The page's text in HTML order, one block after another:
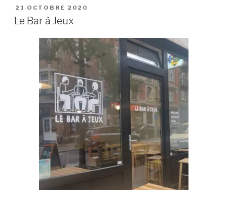
PUBLIÉ
LE
21 OCTOBRE 2020
Le Bar à Jeux